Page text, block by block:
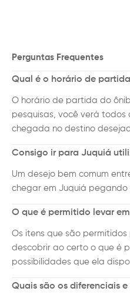
Perguntas Frequentes
Qual é o horário de
O horário de partida do
pesquisas, você verá
chegada no destino
Consigo ir para Juquiá
Um desejo bem comum
chegar em Juquiá pegando
O que é permitido levar
Os itens que são
descobrir ao certo o que é
possibilidades que ela
Quais são os diferenciais